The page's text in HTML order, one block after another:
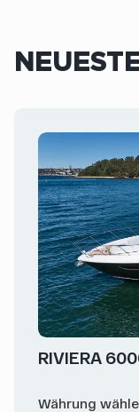
RIVIERA
Währung